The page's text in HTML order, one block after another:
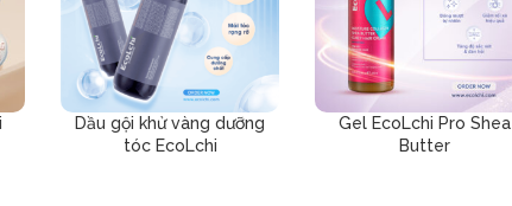
Dầu gội khử vàng dưỡng
tóc EcoLchi
Gel EcoLchi Pro Shea
Butter